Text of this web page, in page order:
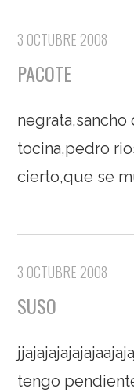
3 OCTUBRE 2008
PACOTE
tocina,pedro
cierto,que se
3 OCTUBRE 2008
SUSO
tengo